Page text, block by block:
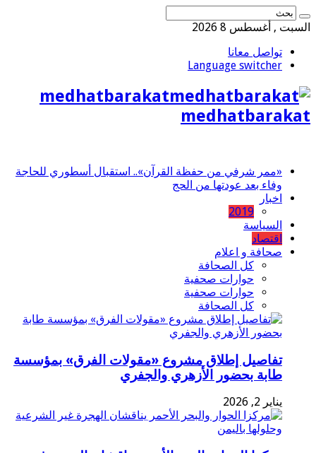
السبت , أغسطس 8 2026
تواصل معانا
Language switcher
medhatbarakat
medhatbarakat
«ممر شرفي من حفظة القرآن».. استقبال أسطوري للحاجة
وفاء بعد عودتها من الحج
اخبار
2019
السياسة
اقتصاد
صحافة و اعلام
كل الصحافة
حوارات صحفية
حوارات صحفية
كل الصحافة
تفاصيل إطلاق مشروع «مقولات الفرق» بمؤسسة
طابة بحضور الأزهري والجفري
يناير 2, 2026